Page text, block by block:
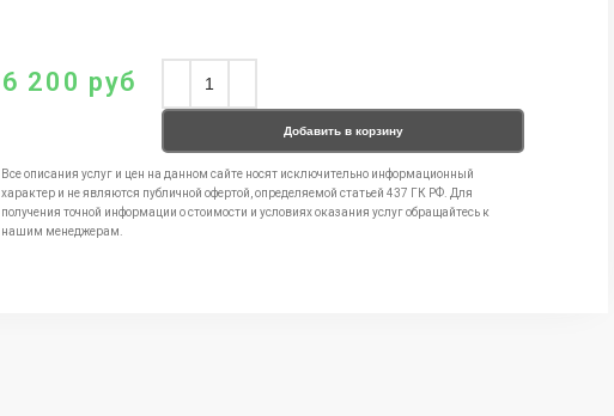
6 200 руб
Добавить в корзину
Все описания услуг и цен на данном сайте носят исключительно информационный
характер и не являются публичной офертой, определяемой статьей 437 ГК РФ. Для
получения точной информации о стоимости и условиях оказания услуг обращайтесь к
нашим менеджерам.